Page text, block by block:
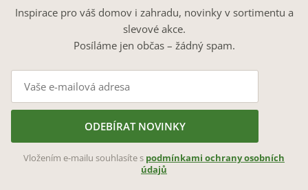
Inspirace pro váš domov i zahradu, novinky v sortimentu a
slevové akce.
Posíláme jen občas – žádný spam.
ODEBÍRAT NOVINKY
Vložením e-mailu souhlasíte s podmínkami ochrany osobních
údajů